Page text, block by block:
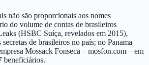
não são proporcionais aos nomes
do volume de contas de brasileiros
(HSBC Suíça, revelados em 2015),
de brasileiros no país; no Panama
Mossack Fonseca – mosfon.com – em
beneficiários.